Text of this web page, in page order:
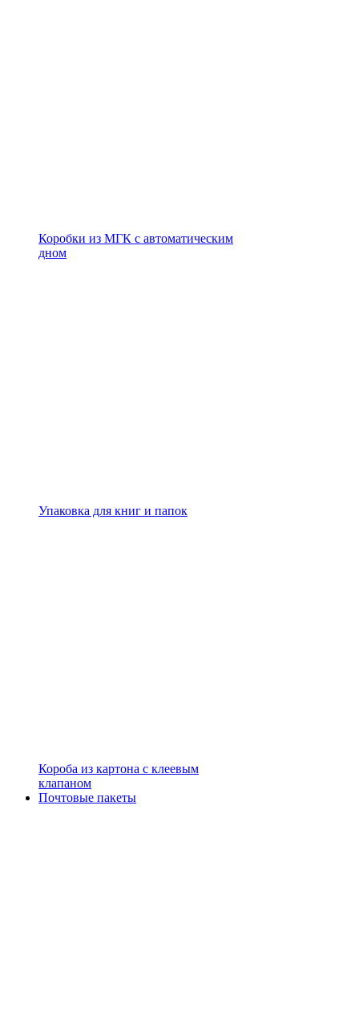
Коробки из МГК с автоматическим
дном
Упаковка для книг и папок
Короба из картона с клеевым
клапаном
Почтовые пакеты